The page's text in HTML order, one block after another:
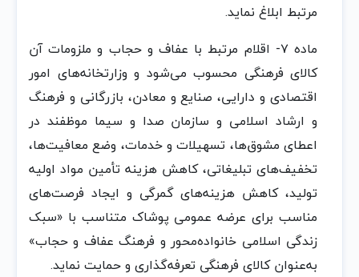
مرتبط‌ ابلاغ‌ نماید.
ماده‌ ٧- اقلام‌ مرتبط‌ با عفاف‌ و حجاب‌ و ملزومات‌ آن‌
کالای فرهنگی‌ محسوب‌ می‌شود و وزارتخانه‌های امور
اقتصادی و دارایی‌، صنایع‌ و معادن‌، بازرگانی‌ و فرهنگ‌
و ارشاد اسلامی‌ و سازمان‌ صدا و سیما موظفند در
اعطای مشوق‌ها، تسهیلات‌ و خدمات‌، وضع‌ معافیت‌ها،
تخفیف‌‌های تبلیغاتی‌، کاهش‌ هزینه‌ تأمین‌ مواد اولیه‌
تولید، کاهش‌ هزینه‌های گمرگی‌ و ایجاد فرصت‌های
مناسب‌ برای عرضه‌ عمومی‌ پوشاک‌ متناسب‌ با «سبک‌
زندگی‌ اسلامی‌ خانواده‌محور و فرهنگ‌ عفاف‌ و حجاب‌»
به‌عنوان‌ کالای فرهنگی‌ تعرفه‌‌گذاری و حمایت‌ نماید.